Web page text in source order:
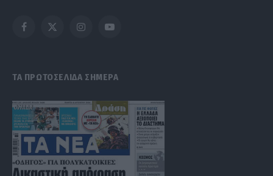
Facebook
X
InstagramYouTube
ΤΑ ΠΡΩΤΟΣΕΛΙΔΑ ΣΗΜΕΡΑ